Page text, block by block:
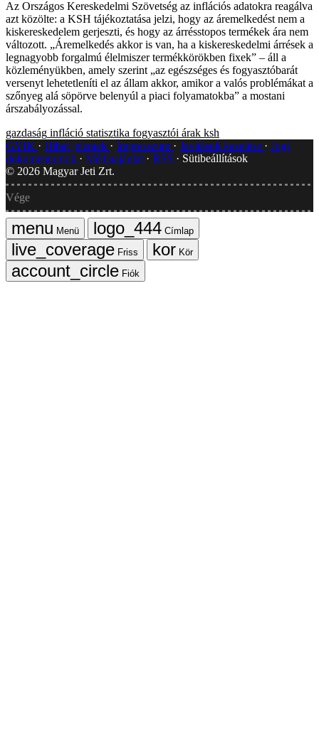
Az Országos Kereskedelmi Szövetség az inflációs adatokra reagálva
azt közölte: a KSH tájékoztatása jelzi, hogy az áremelkedést nem a
kiskereskedelem gerjeszti, és hogy az árrésstopos termékek ára nem
változott. „Áremelkedés akkor is van, ha a kiskereskedelmi árrések a
legnagyobb forgalmú élelmiszer termékkörökben fixek” – áll a
közleményükben, amely szerint „az egészséges és fogyasztóbarát
versenyt lehetetleníti el az állam akkor, amikor a valós problémákat a
szőnyeg alá söpörve belenyúl a piaci folyamatokba” a mostani
árszabályozással.
gazdaság infláció statisztika fogyasztói árak ksh
GYIK
Hibát jelentek Impresszum Javítások kezelése
Jogi
dokumentumok
Médiaajánlat RSS
Sütibeállítások
© 2026 Magyar Jeti Zrt.
Vége
Menü
Címlap
Friss
Kör
Fiók